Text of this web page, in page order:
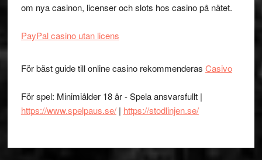
om nya casinon, licenser och slots hos casino på nätet.
PayPal casino utan licens
För bäst guide till online casino rekommenderas Casivo
För spel: Minimiålder 18 år - Spela ansvarsfullt |
https://www.spelpaus.se/| https://stodlinjen.se/